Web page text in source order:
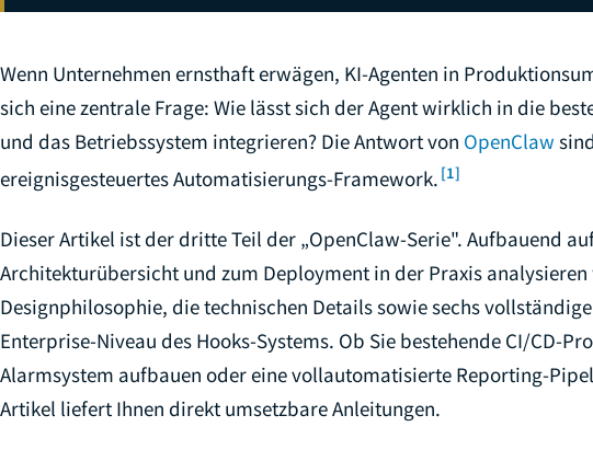
24
27
28
30
31
32
33
Wenn Unternehmen ernsthaft erwägen, KI-Agenten in
sich eine zentrale Frage: Wie lässt sich der Agent wirklich in die
und das Betriebssystem integrieren? Die Antwort von OpenClaw sind
ereignisgesteuertes Automatisierungs-Framework. [1]
Dieser Artikel ist der dritte Teil der „OpenClaw-Serie". Aufbauend
Architekturübersicht und zum Deployment in der Praxis
Designphilosophie, die technischen Details sowie sechs
Enterprise-Niveau des Hooks-Systems. Ob Sie bestehende CI/CD-
Alarmsystem aufbauen oder eine vollautomatisierte Reporting-
Artikel liefert Ihnen direkt umsetzbare Anleitungen.